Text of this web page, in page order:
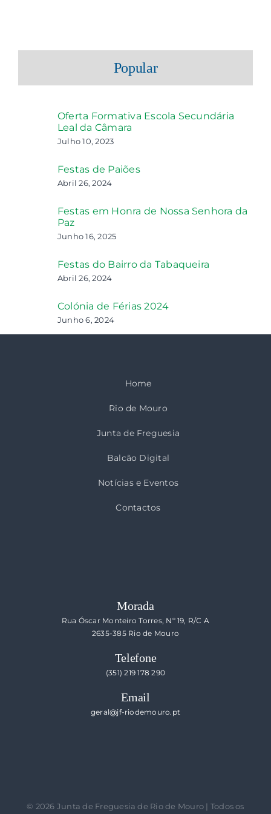
Popular
Oferta Formativa Escola Secundária
Leal da Câmara
Julho 10, 2023
Festas de Paiões
Abril 26, 2024
Festas em Honra de Nossa Senhora da
Paz
Junho 16, 2025
Festas do Bairro da Tabaqueira
Abril 26, 2024
Colónia de Férias 2024
Junho 6, 2024
Home
Rio de Mouro
Junta de Freguesia
Balcão Digital
Notícias e Eventos
Contactos
Morada
Rua Óscar Monteiro Torres, Nº 19, R/C A
2635-385 Rio de Mouro
Telefone
(351) 219 178 290
Email
geral@jf-riodemouro.pt
© 2026 Junta de Freguesia de Rio de Mouro | Todos os